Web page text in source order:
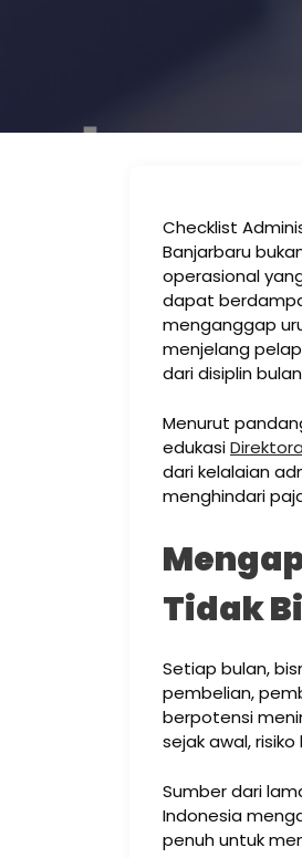
Checklist
Banjarbaru
operasional
dapat
menganggap
menjelang
dari disiplin
Menurut
edukasi
dari kelalaian
menghindari
Tidak
Setiap bulan,
pembelian,
berpotensi
sejak awal,
Sumber dari
Indonesia
penuh untuk